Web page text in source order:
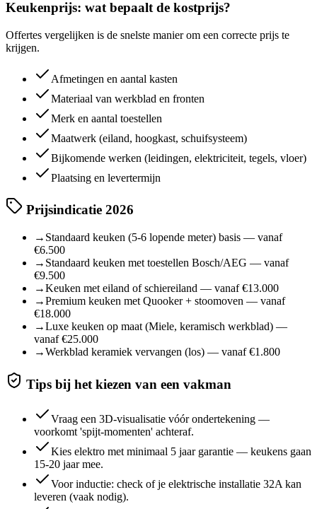
Keukenprijs: wat bepaalt de kostprijs?
Offertes vergelijken is de snelste manier om een correcte prijs te
krijgen.
Afmetingen en aantal kasten
Materiaal van werkblad en fronten
Merk en aantal toestellen
Maatwerk (eiland, hoogkast, schuifsysteem)
Bijkomende werken (leidingen, elektriciteit, tegels, vloer)
Plaatsing en levertermijn
Prijsindicatie 2026
→ Standaard keuken (5-6 lopende meter) basis — vanaf
€6.500
→ Standaard keuken met toestellen Bosch/AEG — vanaf
€9.500
→Keuken met eiland of schiereiland — vanaf €13.000
→Premium keuken met Quooker + stoomoven — vanaf
€18.000
→Luxe keuken op maat (Miele, keramisch werkblad) —
vanaf €25.000
→Werkblad keramiek vervangen (los) — vanaf €1.800
Tips bij het kiezen van een vakman
Vraag een 3D-visualisatie vóór ondertekening —
voorkomt 'spijt-momenten' achteraf.
Kies elektro met minimaal 5 jaar garantie — keukens gaan
15-20 jaar mee.
Voor inductie: check of je elektrische installatie 32A kan
leveren (vaak nodig).